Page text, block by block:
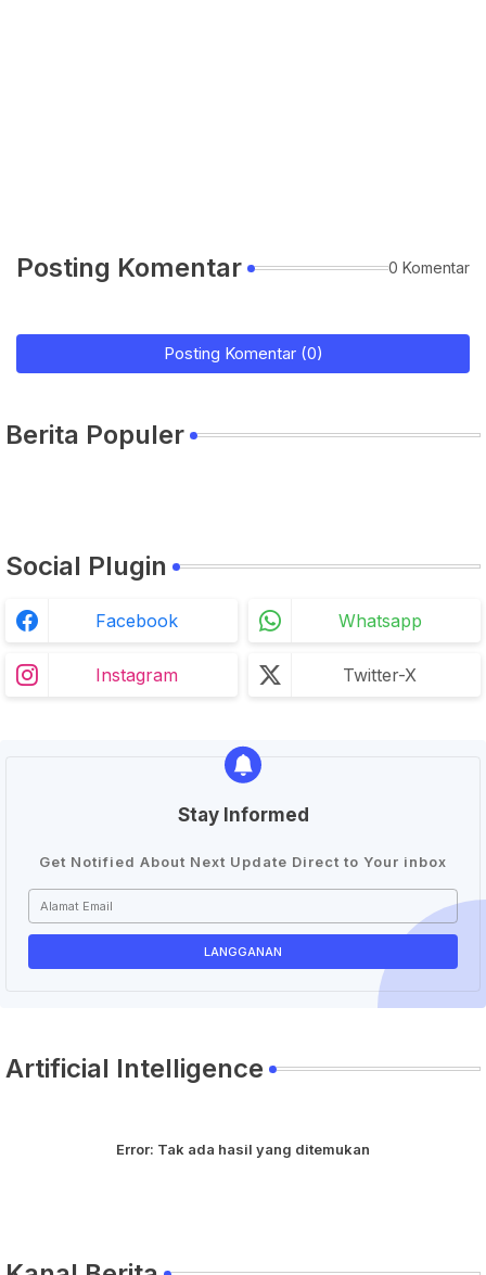
Posting Komentar 0 Komentar
Posting Komentar (0)
Berita Populer
Social Plugin
Facebook Whatsapp
Instagram Twitter-X
Stay Informed
Get Notified About Next Update Direct to Your inbox
Artificial Intelligence
Error: Tak ada hasil yang ditemukan